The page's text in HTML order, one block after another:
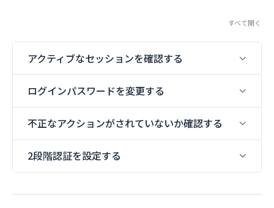
すべて開く
アクティブなセッションを確認する
ログインパスワードを変更する
不正なアクションがされていないか確認する
2段階認証を設定する